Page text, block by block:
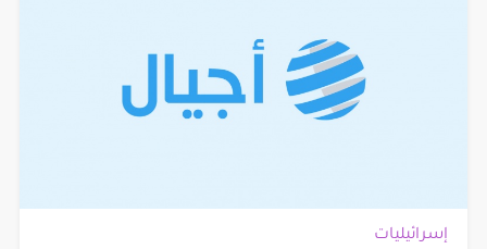
إسرائيليات